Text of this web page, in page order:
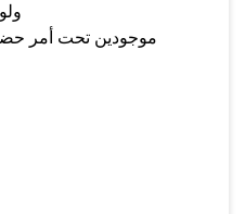
موجودين تحت أمر